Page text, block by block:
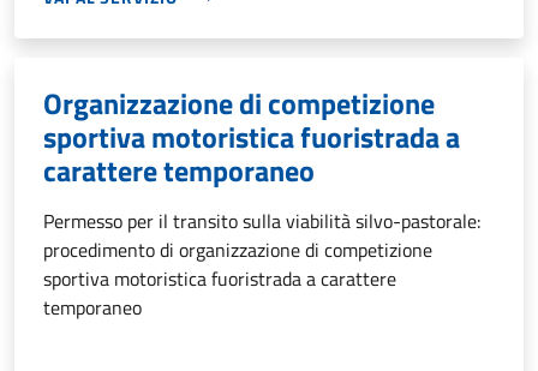
Organizzazione di competizione
sportiva motoristica fuoristrada a
carattere temporaneo
Permesso per il transito sulla viabilità silvo-pastorale:
procedimento di organizzazione di competizione
sportiva motoristica fuoristrada a carattere
temporaneo